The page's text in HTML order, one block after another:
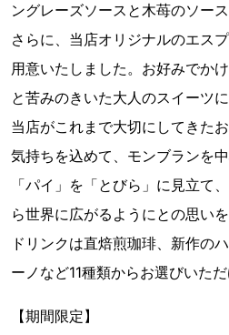
ングレーズソースと木苺のソース
さらに、当店オリジナルのエス
用意いたしました。お好みでか
と苦みのきいた大人のスイーツに
当店がこれまで大切にしてきた
気持ちを込めて、モンブランを
「パイ」を「とびら」に見立て
ら世界に広がるようにとの思いを
ドリンクは直焙煎珈琲、新作の
ーノなど11種類からお選びいただ
【期間限定】